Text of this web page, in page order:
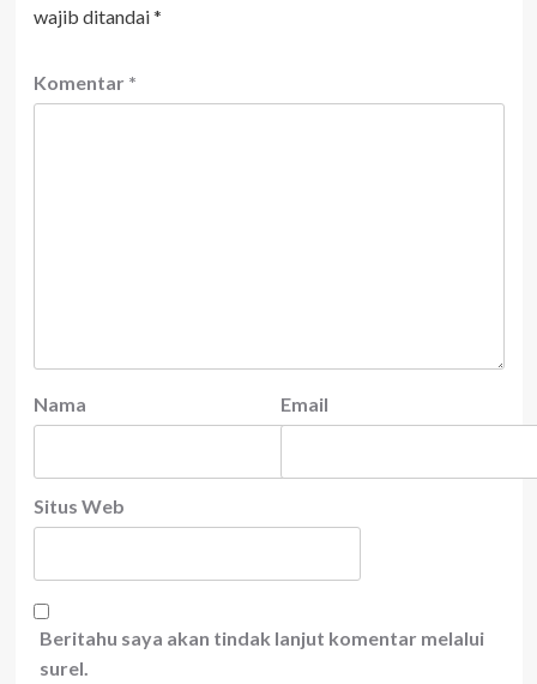
wajib ditandai*
Komentar *
Nama Email
Situs Web
Beritahu saya akan tindak lanjut komentar melalui
surel.